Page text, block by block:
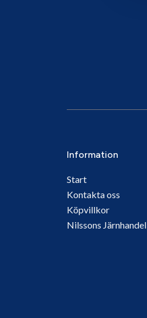
Information
Start
Kontakta oss
Köpvillkor
Nilssons Järnhandel